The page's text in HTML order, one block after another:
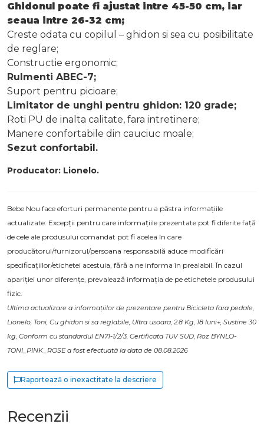
Ghidonul poate fi ajustat intre 45-50 cm, iar
seaua intre 26-32 cm;
Creste odata cu copilul – ghidon si sea cu posibilitate
de reglare;
Constructie ergonomic;
Rulmenti ABEC-7;
Suport pentru picioare;
Limitator de unghi pentru ghidon: 120 grade;
Roti PU de inalta calitate, fara intretinere;
Manere confortabile din cauciuc moale;
Sezut confortabil.
Producator: Lionelo.
Bebe Nou face eforturi permanente pentru a păstra informațiile
actualizate. Excepții pentru care informațiile prezentate pot fi diferite față
de cele ale produsului comandat pot fi acelea în care
producătorul/furnizorul/persoana responsabilă aduce modificări
specificațiilor/etichetei acestuia, fără a ne informa în prealabil. În cazul
apariției unor diferențe, prevalează informația de pe etichetele produsului
fizic.
Ultima actualizare a informațiilor de prezentare pentru Bicicleta fara pedale,
Lionelo, Toni, Cu ghidon si sa reglabile, Ultra usoara, 2.8 Kg, 18 luni+, Sustine 30
kg, Conform cu standardul EN71-1/2/3, Certificata TUV SUD, Roz BYNLO-
TONI_PINK_ROSE a fost efectuată la data de 08.08.2026
Raportează o inexactitate la descriere
Recenzii